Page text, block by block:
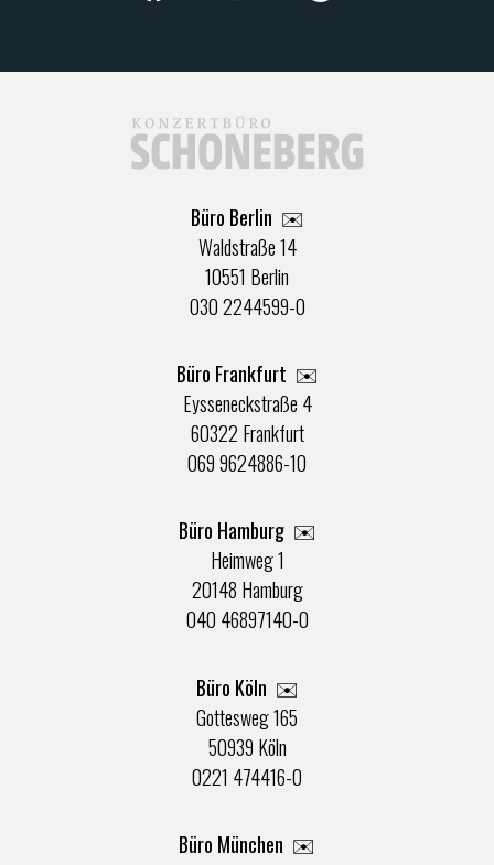
Büro Berlin ✉️
Waldstraße 14
10551 Berlin
030 2244599-0
Büro Frankfurt ✉️
Eysseneckstraße 4
60322 Frankfurt
069 9624886-10
Büro Hamburg ✉️
Heimweg 1
20148 Hamburg
040 46897140-0
Büro Köln ✉️
Gottesweg 165
50939 Köln
0221 474416-0
Büro München ✉️